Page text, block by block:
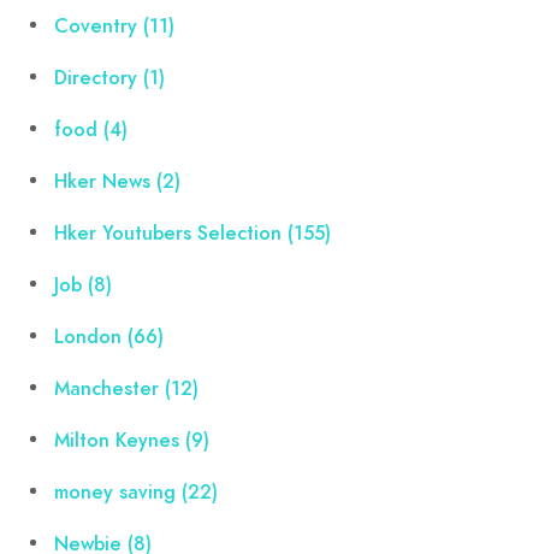
Coventry (11)
Directory (1)
food (4)
Hker News (2)
Hker Youtubers Selection (155)
Job (8)
London (66)
Manchester (12)
Milton Keynes (9)
money saving (22)
Newbie (8)